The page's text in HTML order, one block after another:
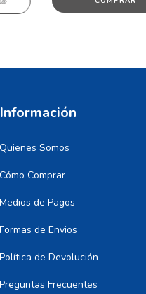
Información
Quienes Somos
Cómo Comprar
Medios de Pagos
Formas de Envios
Política de Devolución
Preguntas Frecuentes